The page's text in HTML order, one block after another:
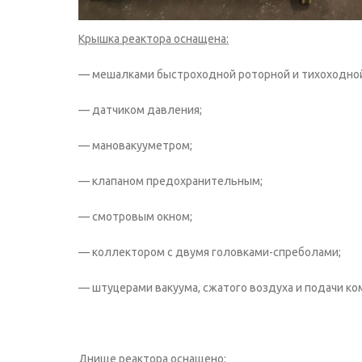
Крышка реактора оснащена:
— мешалками быстроходной роторной и
— датчиком давления;
— мановакууметром;
— клапаном предохранительным;
— смотровым окном;
— коллектором с двумя головками-спреболами;
— штуцерами вакуума, сжатого воздуха и подачи
Днище реактора оснащено: